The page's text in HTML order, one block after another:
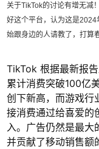
关于TikTok的讨论有增无减
好这个平台，认为这是
始跟身边的人请教了，打算
TikTok 根据最新报
累计消费突破100亿
创下新高，而游戏行
接消费通过给喜爱的
入。广告仍然是最大
并贡献了移动销售额